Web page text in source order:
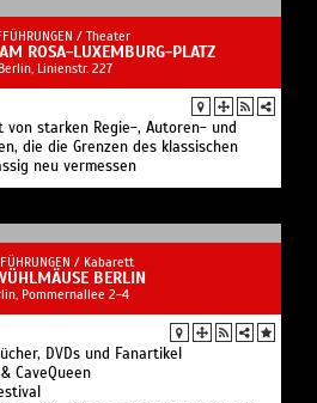
/ Theater
ROSA-LUXEMBURG-PLATZ
Berlin, Linienstr. 227
von starken Regie-, Autoren- und
die die Grenzen des klassischen
neu vermessen
/ Kabarett
BERLIN
Pommernallee 2-4
DVDs und Fanartikel
CaveQueen